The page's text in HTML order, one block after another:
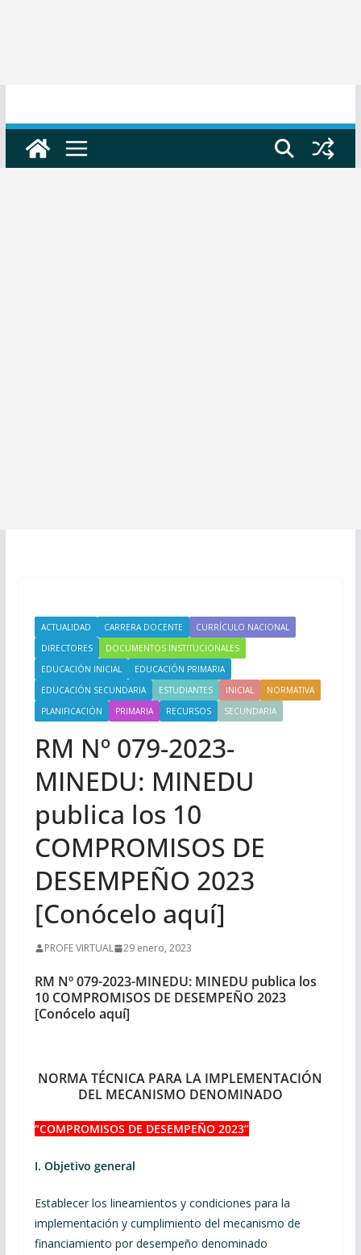
ACTUALIDAD CARRERA DOCENTE
CURRÍCULO NACIONAL
DIRECTORES
DOCUMENTOS INSTITUCIONALES
EDUCACIÓN INICIAL
EDUCACIÓN PRIMARIA
EDUCACIÓN SECUNDARIA
ESTUDIANTES INICIAL
NORMATIVA
PLANIFICACIÓN
PRIMARIA RECURSOS SECUNDARIA
RM Nº 079-2023-
MINEDU: MINEDU
publica los 10
COMPROMISOS DE
DESEMPEÑO 2023
[Conócelo aquí]
PROFE VIRTUAL 29 enero, 2023
RM Nº 079-2023-MINEDU: MINEDU publica los
10 COMPROMISOS DE DESEMPEÑO 2023
[Conócelo aquí]
NORMA TÉCNICA PARA LA IMPLEMENTACIÓN
DEL MECANISMO DENOMINADO
“COMPROMISOS DE DESEMPEÑO 2023”
I. Objetivo general
Establecer los lineamientos y condiciones para la
implementación y cumplimiento del mecanismo de
financiamiento por desempeño denominado